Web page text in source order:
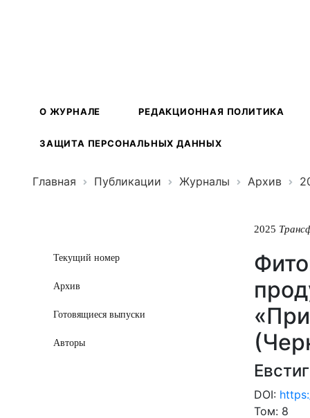
О ЖУРНАЛЕ РЕДАКЦИОННАЯ ПОЛИТИКА
ЗАЩИТА ПЕРСОНАЛЬНЫХ ДАННЫХ
Главная Публикации Журналы Архив
Текущий номер
Архив
Готовящиеся выпуски
Авторы
2025
DOI:
Том: 8